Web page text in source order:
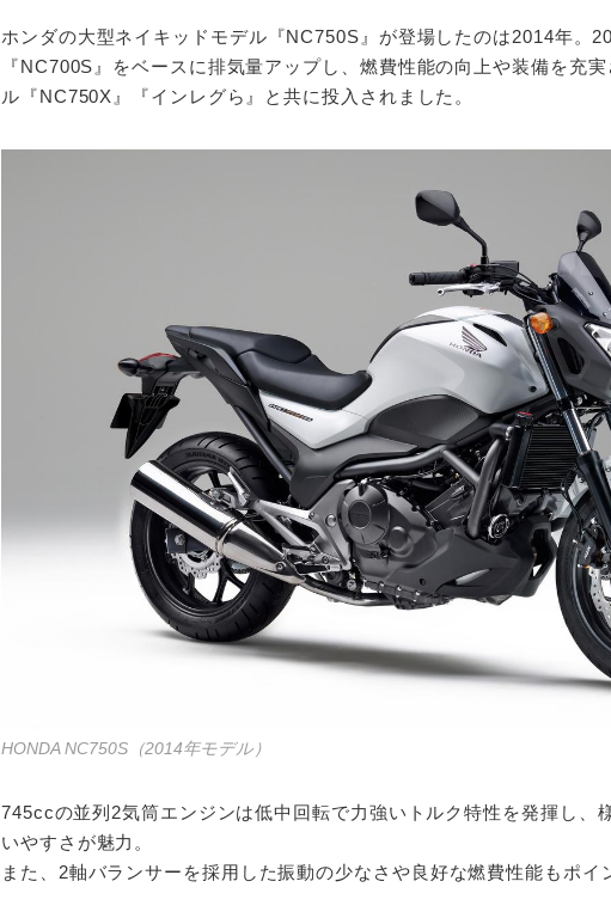
ホンダの大型ネイキッドモデル『NC750S』が登場したのは2014年。
『NC700S』をベースに排気量アップし、燃費性能の向上や装備を充
ル『NC750X』『インレグら』と共に投入されました。
HONDA NC750S（2014年モデル）
745ccの並列2気筒エンジンは低中回転で力強いトルク特性を発揮し、
いやすさが魅力。
また、2軸バランサーを採用した振動の少なさや良好な燃費性能もポイ